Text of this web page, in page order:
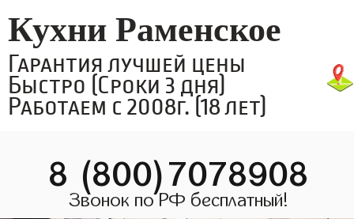
Кухни Раменское
Гарантия лучшей цены
Быстро (Сроки 3 дня)
Работаем с 2008г. (18 лет)
8 (800)7078908
Звонок по РФ бесплатный!